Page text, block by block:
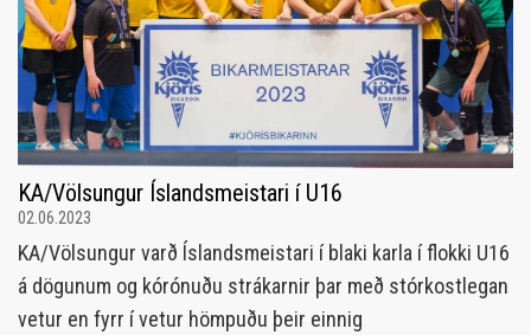
KA/Völsungur Íslandsmeistari í U16
02.06.2023
KA/Völsungur varð Íslandsmeistari í blaki karla í flokki U16
á dögunum og kórónuðu strákarnir þar með stórkostlegan
vetur en fyrr í vetur hömpuðu þeir einnig